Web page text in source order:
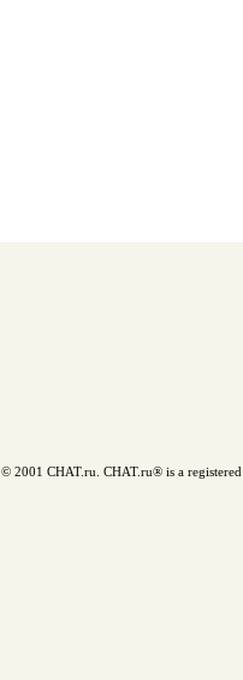
© 2001 CHAT.ru. CHAT.ru® is a